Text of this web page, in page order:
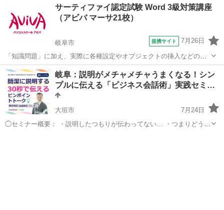
サーティファイ認定試験 Word 3級対策講座
（アビバ マーサ21校）
岐阜市 提携サイト 7月26日
「知識問題」に加え、実際に各種設定やオブジェクトの挿入などの機
能を駆使した文書を作成する「実技問題」を解くことで、実践的な能
力を証明できる資格制度の、3級対策講座です。
岐阜 岐阜市 その他
岐阜：説明がメチャメチャうまくなる！シン
プルに伝える「ビジネス会話術」実践セミ…
大垣市
7月24日
◯セミナー概要： ・説明したつもりが伝わってない… ・つまりどうい